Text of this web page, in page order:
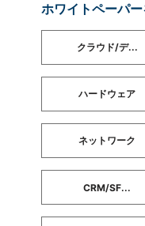
ホワイトペーパ
クラウド/デ...
ハードウェア
ネットワーク
CRM/SF...